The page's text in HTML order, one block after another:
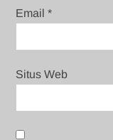
Email*
Situs Web